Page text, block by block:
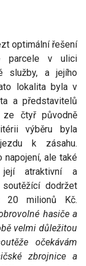
optimální řešení
parcele v ulici
služby, a jejího
lokalita byla v
a představitelů
ze čtyř původně
výběru byla
k zásahu.
napojení, ale také
atraktivní a
dodržet
20 milionů Kč.
hasiče a
velmi důležitou
očekávám
zbrojnice a